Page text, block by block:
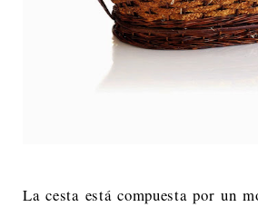
La cesta está compuesta por un